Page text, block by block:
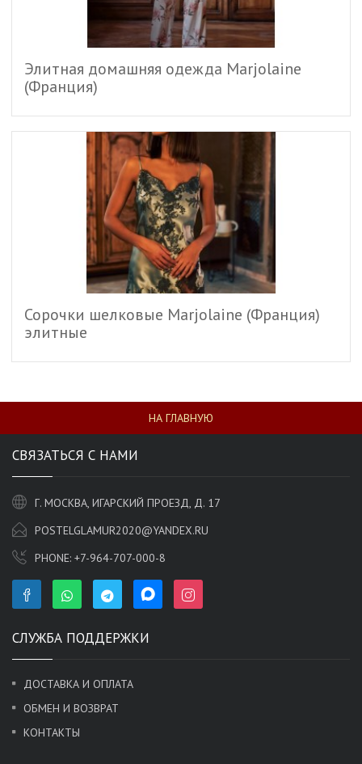
Элитная домашняя одежда Marjolaine
(Франция)
Сорочки шелковые Marjolaine (Франция)
элитные
НА ГЛАВНУЮ
СВЯЗАТЬСЯ С НАМИ
Г. МОСКВА, ИГАРСКИЙ ПРОЕЗД, Д. 17
POSTELGLAMUR2020@YANDEX.RU
PHONE: +7-964-707-000-8
СЛУЖБА ПОДДЕРЖКИ
ДОСТАВКА И ОПЛАТА
ОБМЕН И ВОЗВРАТ
КОНТАКТЫ